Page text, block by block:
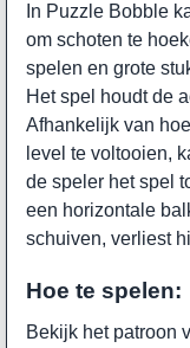
In Puzzle Bobble
om schoten te
spelen en grote
Het spel houdt de
Afhankelijk van
level te voltooien,
de speler het spel
een horizontale
schuiven, verliest
Hoe te spelen:
Bekijk het patroon